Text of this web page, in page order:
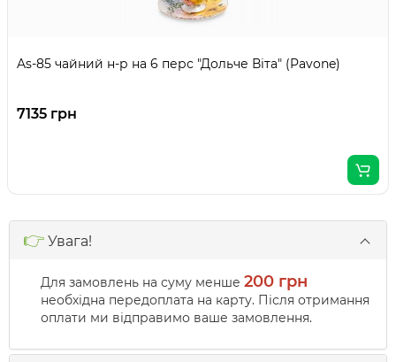
As-85 чайний н-р на 6 перс "Дольче Віта" (Pavone)
7135 грн
👉 Увага!
Для замовлень на суму менше 200 грн
необхідна передоплата на карту. Після отримання
оплати ми відправимо ваше замовлення.